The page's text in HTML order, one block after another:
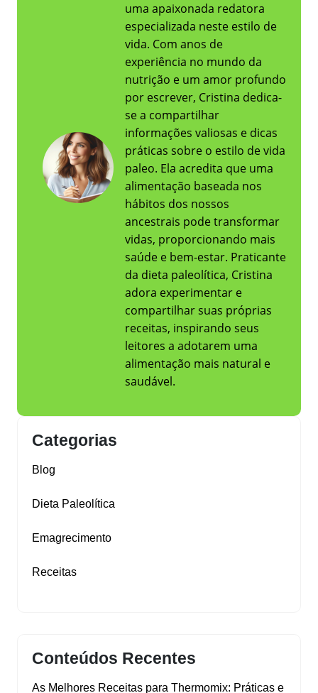
uma apaixonada redatora
especializada neste estilo de
vida. Com anos de
experiência no mundo da
nutrição e um amor profundo
por escrever, Cristina dedica-
se a compartilhar
informações valiosas e dicas
práticas sobre o estilo de vida
paleo. Ela acredita que uma
alimentação baseada nos
hábitos dos nossos
ancestrais pode transformar
vidas, proporcionando mais
saúde e bem-estar. Praticante
da dieta paleolítica, Cristina
adora experimentar e
compartilhar suas próprias
receitas, inspirando seus
leitores a adotarem uma
alimentação mais natural e
saudável.
Categorias
Blog
Dieta Paleolítica
Emagrecimento
Receitas
Conteúdos Recentes
As Melhores Receitas para Thermomix: Práticas e